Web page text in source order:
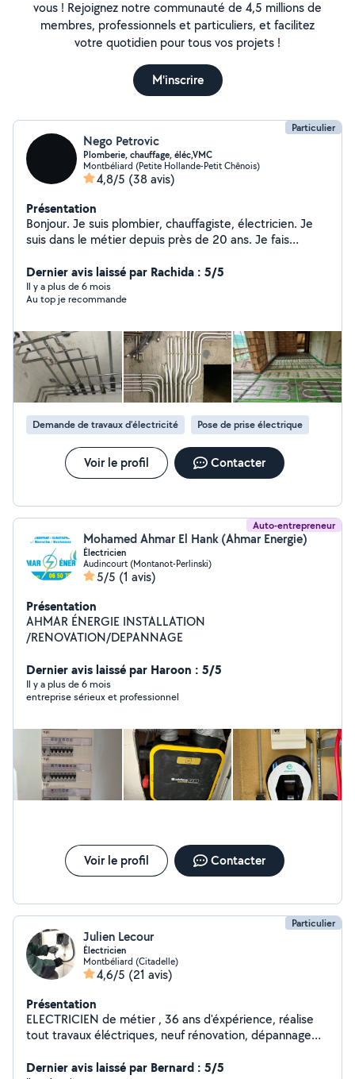
vous ! Rejoignez notre communauté de 4,5 millions de
membres, professionnels et particuliers, et facilitez
votre quotidien pour tous vos projets !
M'inscrire
Particulier
Nego Petrovic
Plomberie, chauffage, éléc,VMC
Montbéliard (Petite Hollande-Petit Chênois)
4,8/5 (38 avis)
Présentation
Bonjour. Je suis plombier, chauffagiste, électricien. Je
suis dans le métier depuis près de 20 ans. Je fais
ventilation etc.
Dernier avis laissé par Rachida : 5/5
Il y a plus de 6 mois
Au top je recommande
Demande de travaux d’électricité Pose de prise électrique
Voir le profil Contacter
Auto-entrepreneur
Mohamed Ahmar El Hank (Ahmar Energie)
Électricien
Audincourt (Montanot-Perlinski)
5/5 (1 avis)
Présentation
AHMAR ÉNERGIE INSTALLATION
/RENOVATION/DEPANNAGE
Dernier avis laissé par Haroon : 5/5
Il y a plus de 6 mois
entreprise sérieux et professionnel
Voir le profil Contacter
Particulier
Julien Lecour
Électricien
Montbéliard (Citadelle)
4,6/5 (21 avis)
Présentation
ELECTRICIEN de métier , 36 ans d'éxpérience, réalise
tout travaux éléctriques, neuf rénovation, dépannage
15-100. Entretien et réparation engin de motoculture et
Dernier avis laissé par Bernard : 5/5